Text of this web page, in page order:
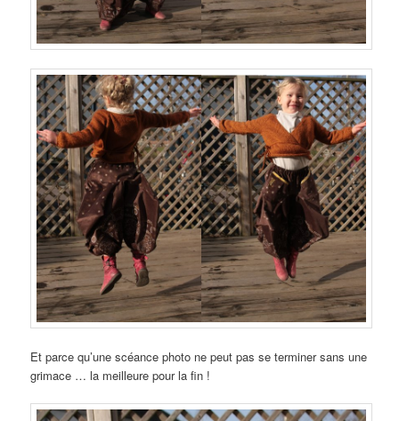
Et parce qu’une scéance photo ne peut pas se terminer sans une
grimace … la meilleure pour la fin !